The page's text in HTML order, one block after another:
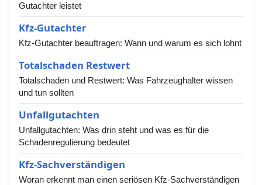
Gutachter leistet
Kfz-Gutachter
Kfz-Gutachter beauftragen: Wann und warum es sich lohnt
Totalschaden Restwert
Totalschaden und Restwert: Was Fahrzeughalter wissen
und tun sollten
Unfallgutachten
Unfallgutachten: Was drin steht und was es für die
Schadenregulierung bedeutet
Kfz-Sachverständigen
Woran erkennt man einen seriösen Kfz-Sachverständigen